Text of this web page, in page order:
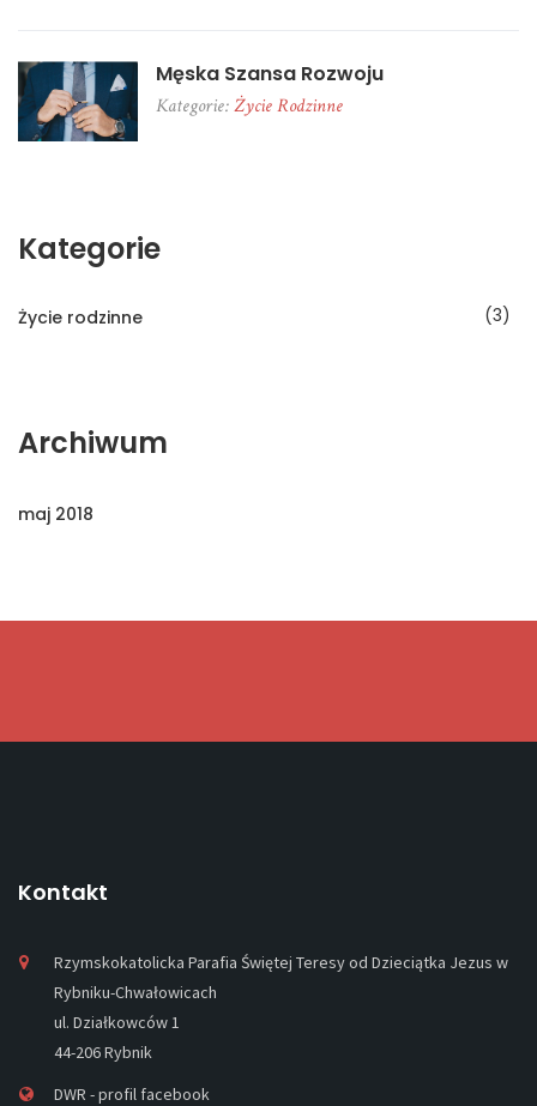
Męska Szansa Rozwoju
Kategorie:Życie Rodzinne
Kategorie
Życie rodzinne 3
Archiwum
maj 2018
Kontakt
Rzymskokatolicka Parafia Świętej Teresy od Dzieciątka Jezus w
Rybniku-Chwałowicach
ul. Działkowców 1
44-206 Rybnik
DWR - profil facebook